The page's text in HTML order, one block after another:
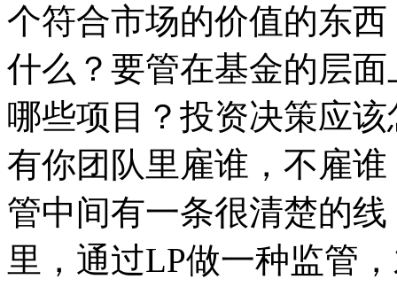
个符合市场的价值的东
什么？要管在基金的层
哪些项目？投资决策应
有你团队里雇谁，不雇
管中间有一条很清楚的
里，通过LP做一种监管